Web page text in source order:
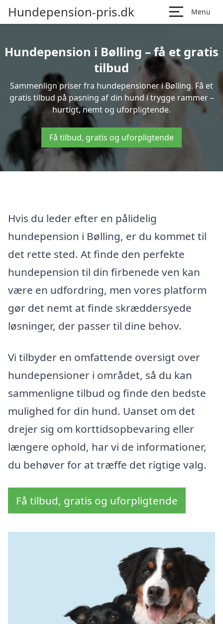
Hundepension-pris.dk Menu
Hundepension i Bølling – få et gratis
tilbud
Sammenlign priser fra hundepensioner i Bølling. Få et
gratis tilbud på pasning af din hund i trygge rammer –
hurtigt, nemt og uforpligtende.
Få tilbud, gratis og uforpligtende
Hvis du leder efter en pålidelig
hundepension i Bølling, er du kommet til
det rette sted. At finde den perfekte
hundepension til din firbenede ven kan
være en udfordring, men vores platform
gør det nemt at finde skræddersyede
løsninger, der passer til dine behov.
Vi tilbyder en omfattende oversigt over
hundepensioner i området, så du kan
sammenligne tilbud og finde den bedste
mulighed for din hund. Uanset om det
drejer sig om korttidsopbevaring eller
længere ophold, har vi de informationer,
du behøver for at træffe det rigtige valg.
Få tilbud, gratis og uforpligtende